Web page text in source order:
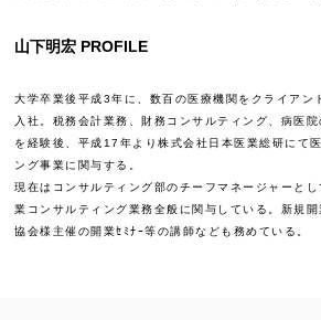
山下明宏 PROFILE
大学卒業後平成3年に、数百の医療機関をクライアン
入社。税務会計業務、財務コンサルティング、病医
を経験後、平成17年より株式会社日本医業総研にて
ング事業に関与する。
現在はコンサルティング部のチーフマネージャーと
業コンサルティング業務全般に関与している。新規
協会様主催の開業ｾﾐﾅｰ等の講師なども務めている。